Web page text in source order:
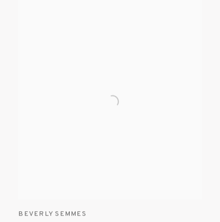
BEVERLY SEMMES